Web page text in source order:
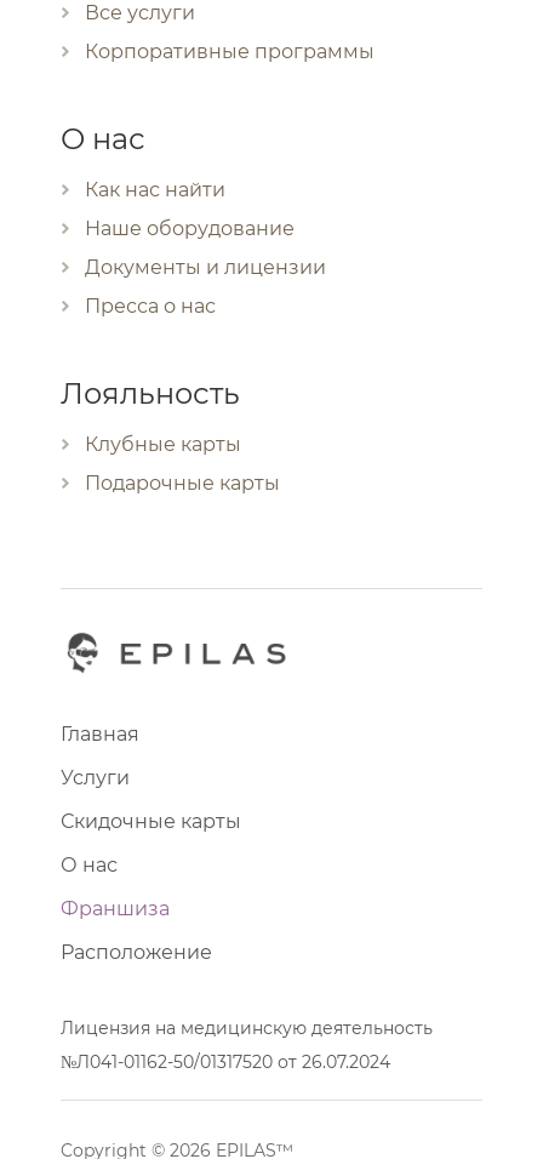
Все услуги
Корпоративные программы
О нас
Как нас найти
Наше оборудование
Документы и лицензии
Пресса о нас
Лояльность
Клубные карты
Подарочные карты
Главная
Услуги
Скидочные карты
О нас
Франшиза
Расположение
Лицензия на медицинскую деятельность
№Л041-01162-50/01317520 от 26.07.2024
Copyright © 2026 EPILAS™